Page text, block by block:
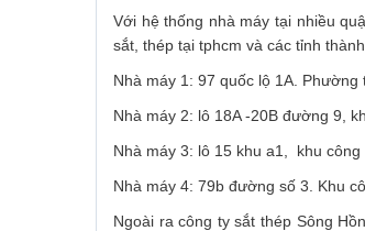
Với hệ thống nhà máy tại nhiều
sắt, thép tại tphcm và các tỉnh
Nhà máy 1: 97 quốc lộ 1A. Phường
Nhà máy 2: lô 18A -20B đường 9,
Nhà máy 3: lô 15 khu a1, khu
Nhà máy 4: 79b đường số 3. Khu
Ngoài ra công ty sắt thép Sông